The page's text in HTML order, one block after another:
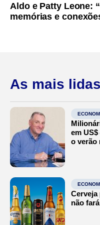
Aldo e Patty Leone:
memórias e
As mais lidas
em
o verão
Cerveja
não